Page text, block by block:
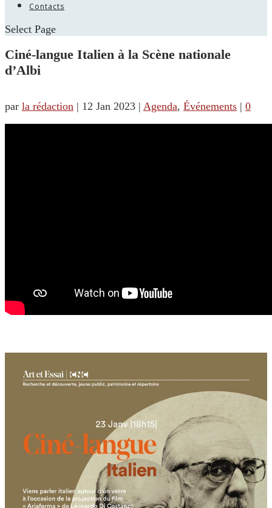
Contacts
Select Page
Ciné-langue Italien à la Scène nationale
d’Albi
par la rédaction | 12 Jan 2023 | Agenda, Événements | 0